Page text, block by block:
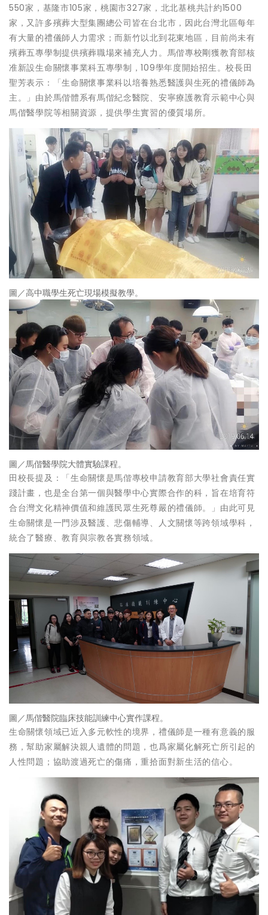
550家，基隆市105家，桃園市327家，北北基桃共計約1500
家，又許多殯葬大型集團總公司皆在台北市，因此台灣北區每年
有大量的禮儀師人力需求；而新竹以北到花東地區，目前尚未有
殯葬五專學制提供殯葬職場來補充人力。馬偕專校剛獲教育部核
准新設生命關懷事業科五專學制，109學年度開始招生。校長田
聖芳表示：「生命關懷事業科以培養熟悉醫護與生死的禮儀師為
主。」由於馬偕體系有馬偕紀念醫院、安寧療護教育示範中心與
馬偕醫學院等相關資源，提供學生實習的優質場所。
圖／高中職學生死亡現場模擬教學。
圖／馬偕醫學院大體實驗課程。
田校長提及：「生命關懷是馬偕專校申請教育部大學社會責任實
踐計畫，也是全台第一個與醫學中心實際合作的科，旨在培育符
合台灣文化精神價值和維護民眾生死尊嚴的禮儀師。」由此可見
生命關懷是一門涉及醫護、悲傷輔導、人文關懷等跨領域學科，
統合了醫療、教育與宗教各實務領域。
圖／馬偕醫院臨床技能訓練中心實作課程。
生命關懷領域已近入多元軟性的境界，禮儀師是一種有意義的服
務，幫助家屬解決親人遺體的問題，也爲家屬化解死亡所引起的
人性問題；協助渡過死亡的傷痛，重拾面對新生活的信心。